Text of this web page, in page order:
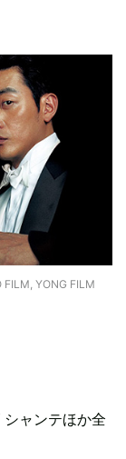
FILM, YONG FILM
ャンテほか全